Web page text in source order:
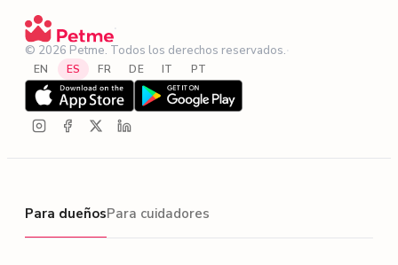
·
© 2026 Petme. Todos los derechos reservados.·
EN ES FR DE IT PT
Para dueños
Para dueñosPara cuidadores